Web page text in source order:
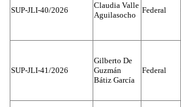
SUP-JLI-40/2026
Claudia Valle
Aguilasocho
Federal
SUP-JLI-41/2026
Gilberto De
Guzmán
Bátiz García
Federal